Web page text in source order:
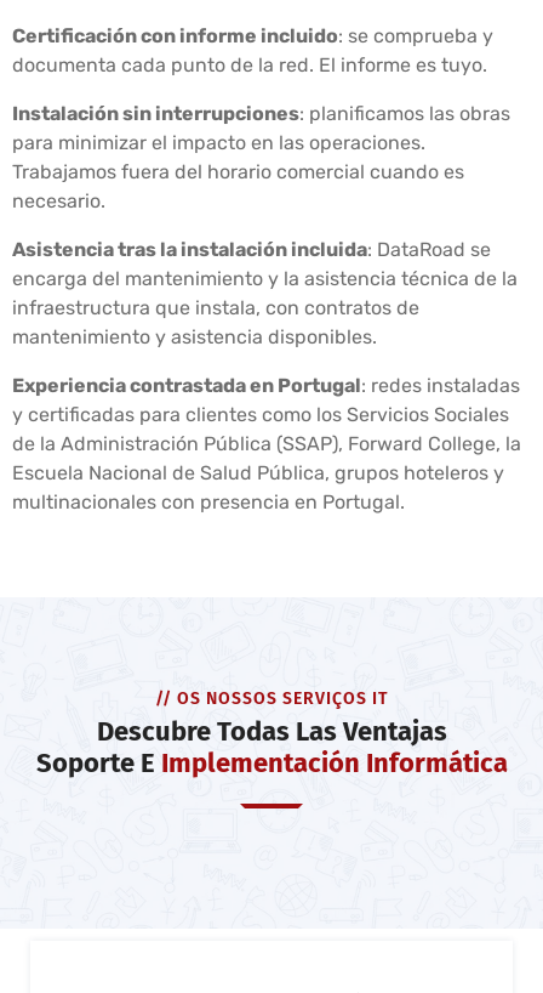
Certificación con informe incluido: se comprueba y
documenta cada punto de la red. El informe es tuyo.
Instalación sin interrupciones: planificamos las obras
para minimizar el impacto en las operaciones.
Trabajamos fuera del horario comercial cuando es
necesario.
Asistencia tras la instalación incluida: DataRoad se
encarga del mantenimiento y la asistencia técnica de la
infraestructura que instala, con contratos de
mantenimiento y asistencia disponibles.
Experiencia contrastada en Portugal: redes instaladas
y certificadas para clientes como los Servicios Sociales
de la Administración Pública (SSAP), Forward College, la
Escuela Nacional de Salud Pública, grupos hoteleros y
multinacionales con presencia en Portugal.
// OS NOSSOS SERVIÇOS IT
Descubre Todas Las Ventajas
Soporte E Implementación Informática